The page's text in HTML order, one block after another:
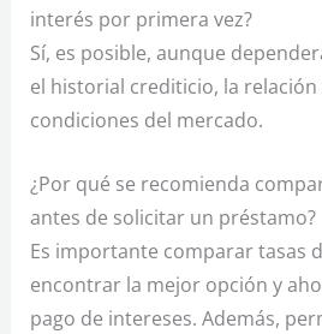
interés por primera vez?
Sí, es posible, aunque
el historial crediticio, la relación
condiciones del mercado.
¿Por qué se recomienda
antes de solicitar un préstamo?
Es importante comparar tasas
encontrar la mejor opción y
pago de intereses. Además,